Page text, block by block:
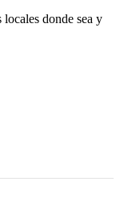
locales donde sea y